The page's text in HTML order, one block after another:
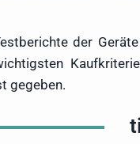
der
gegeben.